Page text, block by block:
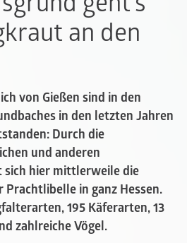
an den
von Gießen sind in den
in den letzten Jahren
Durch die
und anderen
sich hier mittlerweile die
in ganz Hessen.
195 Käferarten, 13
zahlreiche Vögel.